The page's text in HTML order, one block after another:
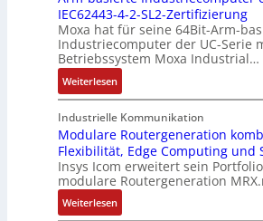
d
e
h
n
u
g
e
n
e
s
c
h
i
c
h
t
u
n
g
f
e
g
i
n
n
t
a
n
d
e
r
M
i
g
u
n
g
b
e
m
2
0
2
e
l
l
i
g
e
n
e
F
e
h
IEC62443-4-2-SL2-Zertifizierung
Moxa hat für seine 64Bit-Arm-
Industriecomputer der UC-Serie
Betriebssystem Moxa Industrial…
Weiterlesen:
A
m
-
b
a
s
i
Industrielle Kommunikation
Modulare Routergeneration
Flexibilität, Edge Computing und
Insys Icom erweitert sein
modulare Routergeneration
Weiterlesen: